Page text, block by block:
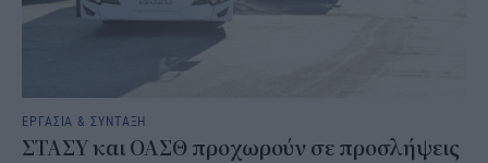
ΕΡΓΑΣΙΑ & ΣΥΝΤΑΞΗ
ΣΤΑΣΥ και ΟΑΣΘ προχωρούν σε προσλήψεις